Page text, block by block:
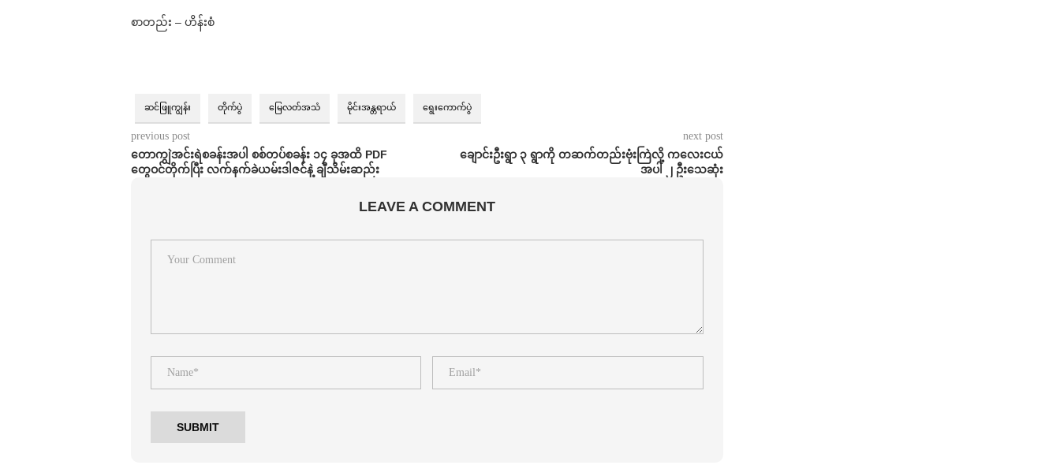
စာတည်း – ဟိန်းစံ
ဆင်ဖြူကျွန်း တိုက်ပွဲ မြေလတ်အသံ မိုင်းအန္တရာယ် ရွေးကောက်ပွဲ
previous post
တောကျွဲအင်းရဲစခန်းအပါ စစ်တပ်စခန်း ၁၄ ခုအထိ PDF
တွေဝင်တိုက်ပြီး လက်နက်ခဲယမ်းဒါဇင်နဲ့ ချီသိမ်းဆည်း
next post
ချောင်းဦးရွာ ၃ ရွာကို တဆက်တည်းဗုံးကြဲလို့ ကလေးငယ်
အပါ ၂ ဦးသေဆုံး
LEAVE A COMMENT